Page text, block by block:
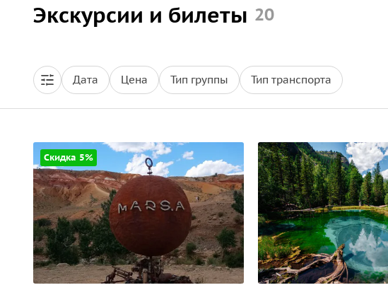
Экскурсии и билеты 20
Дата Цена Тип группы Тип транспорта
Скидка 5%